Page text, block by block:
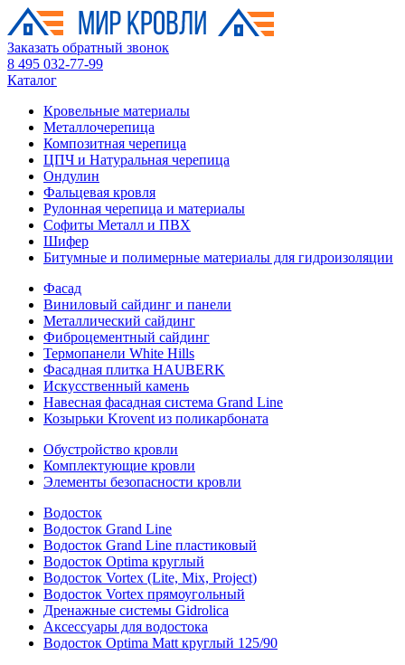
Заказать обратный звонок
8 495 032-77-99
Каталог
Кровельные материалы
Металлочерепица
Композитная черепица
ЦПЧ и Натуральная черепица
Ондулин
Фальцевая кровля
Рулонная черепица и материалы
Софиты Металл и ПВХ
Шифер
Битумные и полимерные материалы для гидроизоляции
Фасад
Виниловый сайдинг и панели
Металлический сайдинг
Фиброцементный сайдинг
Термопанели White Hills
Фасадная плитка HAUBERK
Искусственный камень
Навесная фасадная система Grand Line
Козырьки Krovent из поликарбоната
Обустройство кровли
Комплектующие кровли
Элементы безопасности кровли
Водосток
Водосток Grand Line
Водосток Grand Line пластиковый
Водосток Optima круглый
Водосток Vortex (Lite, Mix, Project)
Водосток Vortex прямоугольный
Дренажные системы Gidrolica
Аксессуары для водостока
Водосток Optima Matt круглый 125/90